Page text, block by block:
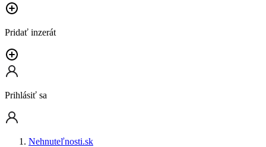
Pridať inzerát
Prihlásiť sa
Nehnuteľnosti.sk